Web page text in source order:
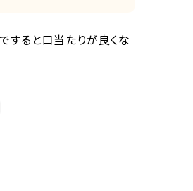
すると口当たりが良くな